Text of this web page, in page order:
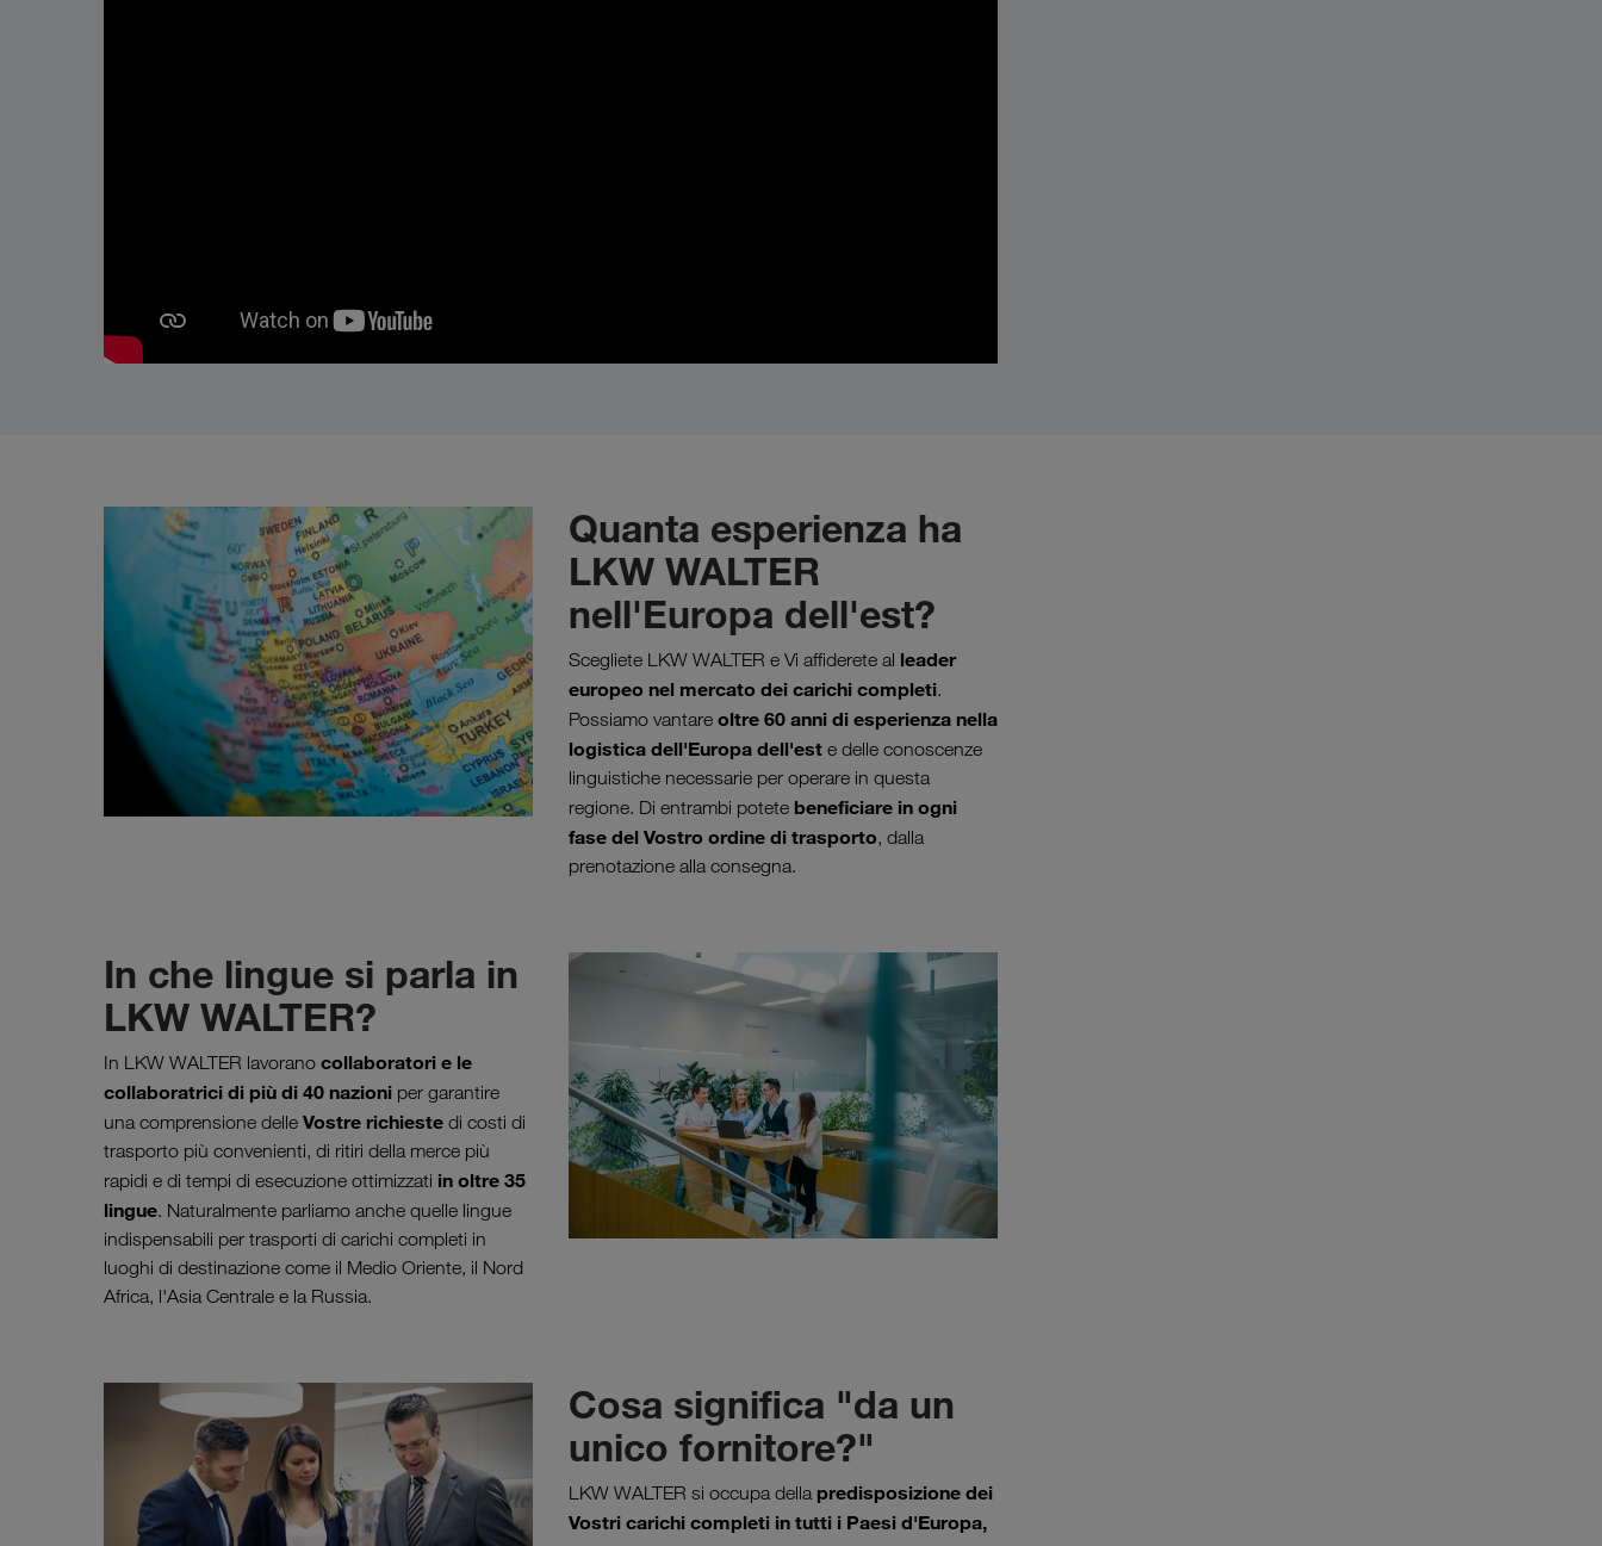
Quanta esperienza ha
LKW WALTER
nell'Europa dell'est?
Scegliete LKW WALTER e Vi affiderete al leader
europeo nel mercato dei carichi completi.
Possiamo vantare oltre 60 anni di esperienza nella
logistica dell'Europa dell'est e delle conoscenze
linguistiche necessarie per operare in questa
regione. Di entrambi potete beneficiare in ogni
fase del Vostro ordine di trasporto, dalla
prenotazione alla consegna.
In che lingue si parla in
LKW WALTER?
In LKW WALTER lavorano collaboratori e le
collaboratrici di più di 40 nazioni per garantire
una comprensione delle Vostre richieste di costi di
trasporto più convenienti, di ritiri della merce più
rapidi e di tempi di esecuzione ottimizzati in oltre 35
lingue. Naturalmente parliamo anche quelle lingue
indispensabili per trasporti di carichi completi in
luoghi di destinazione come il Medio Oriente, il Nord
Africa, l'Asia Centrale e la Russia.
Cosa significa "da un
unico fornitore?"
LKW WALTER si occupa della predisposizione dei
Vostri carichi completi in tutti i Paesi d'Europa,